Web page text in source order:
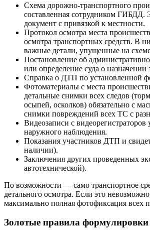
Схема дорожно-транспортного
составленная сотрудником ГИБДД.
документ с привязкой к местности.
Протокол осмотра места
осмотра транспортных средств. В
важные детали, упущенные на
Постановление об
или определение суда о назначении
Справка о ДТП по установленной
Фотоматериалы с места
детальные снимки всех следов
осыпей, осколков) обязательно с
снимки повреждений всех ТС с
Видеозаписи с видеорегистраторов
наружного наблюдения.
Показания участников ДТП и
наличии).
Заключения других проведенных
автотехнической).
По возможности — само транспортное
детального осмотра. Если это
максимально полная фотофиксация всех
Золотые правила формулировки